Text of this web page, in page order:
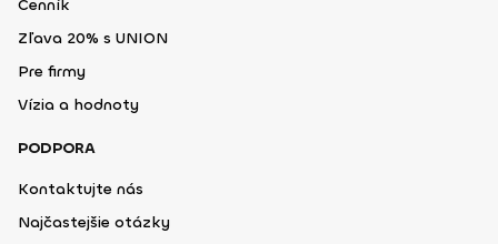
Cenník
Zľava 20% s UNION
Pre firmy
Vízia a hodnoty
PODPORA
Kontaktujte nás
Najčastejšie otázky